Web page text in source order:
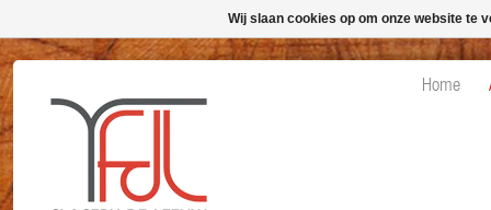
Home
Wij slaan cookies op om onze website te